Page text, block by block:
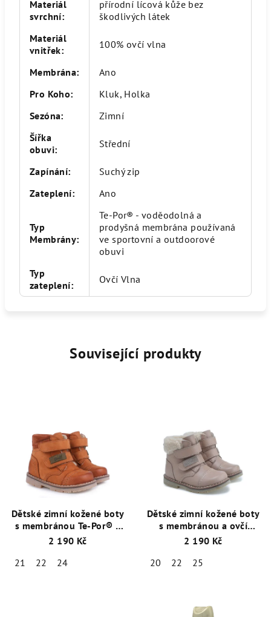
Materiál
svrchní:
přírodní lícová kůže bez
škodlivých látek
Materiál
vnitřek: 100% ovčí vlna
Membrána:
Ano
Pro Koho:
Kluk, Holka
Sezóna:
Zimní
Šířka
obuvi: Střední
Zapínání:
Suchý zip
Zateplení: Ano
Typ
Membrány:
Te-Por® - voděodolná a
prodyšná membrána používaná
ve sportovní a outdoorové
obuvi
Typ
zateplení: Ovčí Vlna
Související produkty
Dětské zimní kožené boty
s membránou Te-Por® a
ovčí vlnou Emel EV2447A-
2 190 Kč
21
22 24
Dětské zimní kožené boty
s membránou a ovčí
vlnou Emel EV2447C-1
2 190 Kč
20
22 25